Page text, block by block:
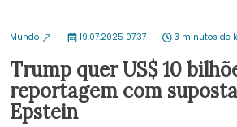
Mundo 19.07.2025 07:37 3 minutos de
Trump quer US$ 10
reportagem com
Epstein